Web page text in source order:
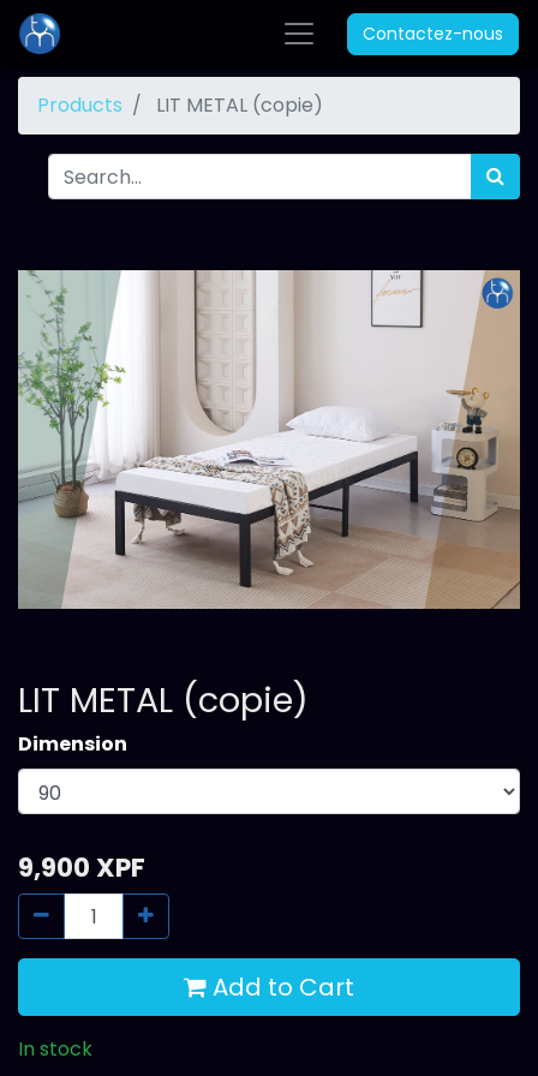
Contactez-nous
Products LIT METAL (copie)
LIT METAL (copie)
Dimension
9,900XPF
Add to Cart
In stock